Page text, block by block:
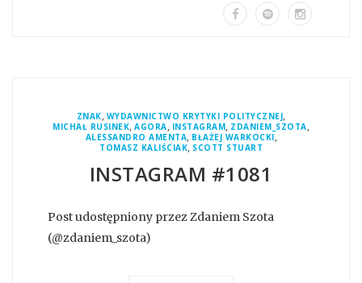
ZNAK, WYDAWNICTWO KRYTYKI POLITYCZNEJ,
MICHAŁ RUSINEK,AGORA, INSTAGRAM, ZDANIEM_SZOTA,
ALESSANDRO AMENTA, BŁAŻEJ WARKOCKI,
TOMASZ KALIŚCIAK, SCOTT STUART
INSTAGRAM #1081
Post udostępniony przez Zdaniem Szota
(@zdaniem_szota)